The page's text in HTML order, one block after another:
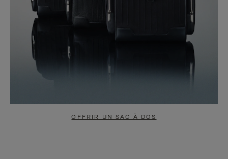
OFFRIR UN SAC À DOS